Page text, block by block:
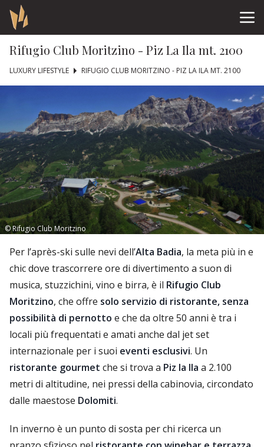
Rifugio Club Moritzino - Piz La Ila mt. 2100
LUXURY LIFESTYLE RIFUGIO CLUB MORITZINO - PIZ LA ILA MT. 2100
© Rifugio Club Moritzino
Per l’après-ski sulle nevi dell’Alta Badia, la meta più in e
chic dove trascorrere ore di divertimento a suon di
musica, stuzzichini, vino e birra, è il Rifugio Club
Moritzino, che offre solo servizio di ristorante, senza
possibilità di pernotto e che da oltre 50 anni è tra i
locali più frequentati e amati anche dal jet set
internazionale per i suoi eventi esclusivi. Un
ristorante gourmet che si trova a Piz la Ila a 2.100
metri di altitudine, nei pressi della cabinovia, circondato
dalle maestose Dolomiti.
In inverno è un punto di sosta per chi ricerca un